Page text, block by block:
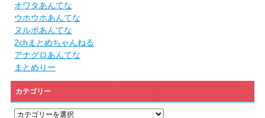
オワタあんてな
ウホウホあんてな
ヌルポあんてな
2chまとめちゃんねる
アナグロあんてな
まとめりー
カテゴリー
カ